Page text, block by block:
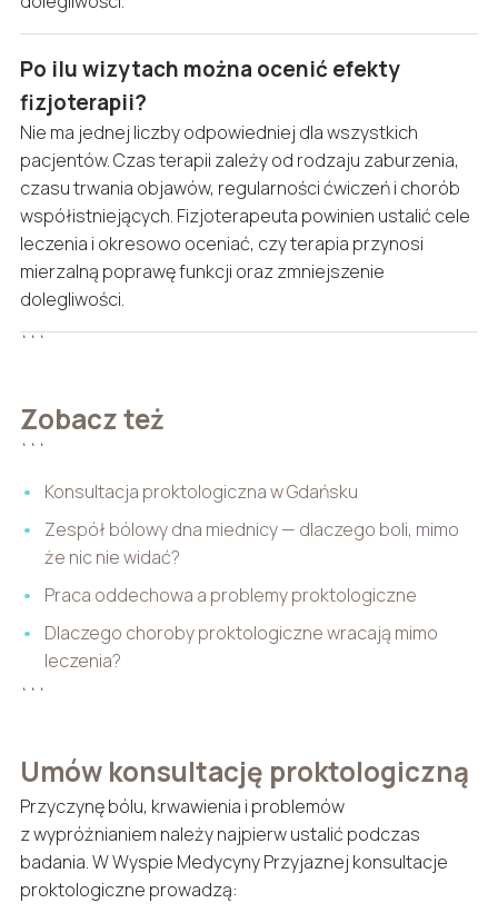
Po ilu wizytach można ocenić efekty
fizjoterapii?
Nie ma jednej liczby odpowiedniej dla wszystkich
pacjentów. Czas terapii zależy od rodzaju zaburzenia,
czasu trwania objawów, regularności ćwiczeń i chorób
współistniejących. Fizjoterapeuta powinien ustalić cele
leczenia i okresowo oceniać, czy terapia przynosi
mierzalną poprawę funkcji oraz zmniejszenie
dolegliwości.
```
Zobacz też
```
Konsultacja proktologiczna w Gdańsku
Zespół bólowy dna miednicy — dlaczego boli, mimo
że nic nie widać?
Praca oddechowa a problemy proktologiczne
Dlaczego choroby proktologiczne wracają mimo
leczenia?
```
Umów konsultację proktologiczną
Przyczynę bólu, krwawienia i problemów
z wypróżnianiem należy najpierw ustalić podczas
badania. W Wyspie Medycyny Przyjaznej konsultacje
proktologiczne prowadzą: